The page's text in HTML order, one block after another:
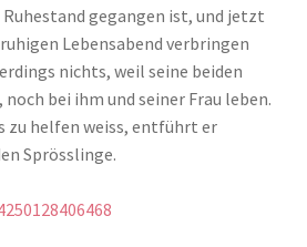
gegangen ist, und jetzt
Lebensabend verbringen
nichts, weil seine beiden
bei ihm und seiner Frau leben.
zu helfen weiss, entführt er
Sprösslinge.